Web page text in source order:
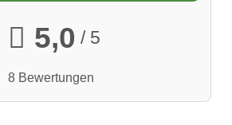
produkt/erste_hilfe_koffer_multi/
5,0 / 5
8 Bewertungen